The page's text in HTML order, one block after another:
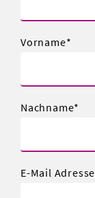
Vorname
Nachname
E-Mail Adresse